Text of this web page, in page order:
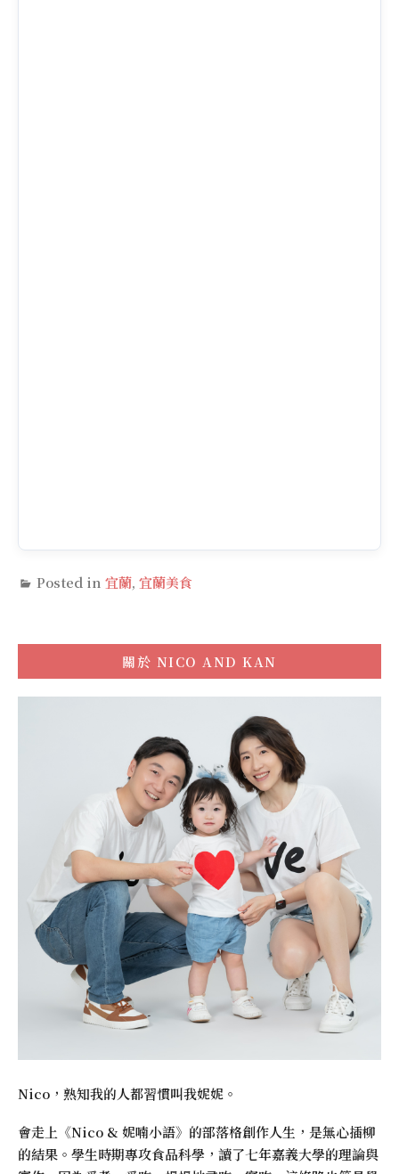
Posted in 宜蘭, 宜蘭美食
關於 NICO AND KAN
Nico，熟知我的人都習慣叫我妮妮。
會走上《Nico & 妮喃小語》的部落格創作人生，是無心插柳
的結果。學生時期專攻食品科學，讀了七年嘉義大學的理論與